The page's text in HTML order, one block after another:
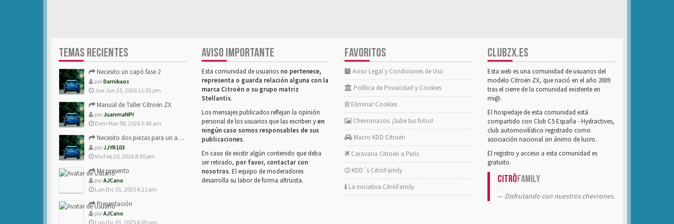
TEMAS RECIENTES
Necesito un capó fase 2
porDamikaos
Jue Jun 25, 2026 11:32 pm
Manual de Taller Citroën ZX
porJuanmaNPI
Dom Mar 08, 2026 3:40 am
Necesito dos piezas para un amigo con ZX.
porJJYR103
Vie Feb 20, 2026 8:30 pm
Me presento
porAJCano
Lun Dic 01, 2025 6:21 pm
Presentación
porAJCano
Lun Dic 01, 2025 6:05 pm
AVISO IMPORTANTE
Esta comunidad de usuarios no pertenece,
representa o guarda relación alguna con la
marca Citroën o su grupo matriz
Stellantis.
Los mensajes publicados reflejan la opinión
personal de los usuarios que las escriben yen
ningún caso somos responsables de sus
publicaciones.
En caso de existir algún contenido que deba
ser retirado, por favor, contactar con
nosotros. El equipo de moderadores
desarrolla su labor de forma altruista.
FAVORITOS
Aviso Legal y Condiciones de Uso
Política de Privacidad y Cookies
Eliminar Cookies
Chevronazos: ¡Sube tus fotos!
Macro KDD Citroën
Caravana Citroën a París
KDD´s CitröFamily
La iniciativa CitröFamily
CLUBZX.ES
Esta web es una comunidad de usuarios del
modelo Citroën ZX, que nació en el año 2009
tras el cierre de la comunidad existente en
mi@.
El hospedaje de esta comunidad está
compartido con Club C5 España - Hydractives,
club automovilístico registrado como
asociación nacional sin ánimo de lucro.
El registro y acceso a esta comunidad es
gratuito.
CitröFamily
Disfrutando con nuestros chevrones.